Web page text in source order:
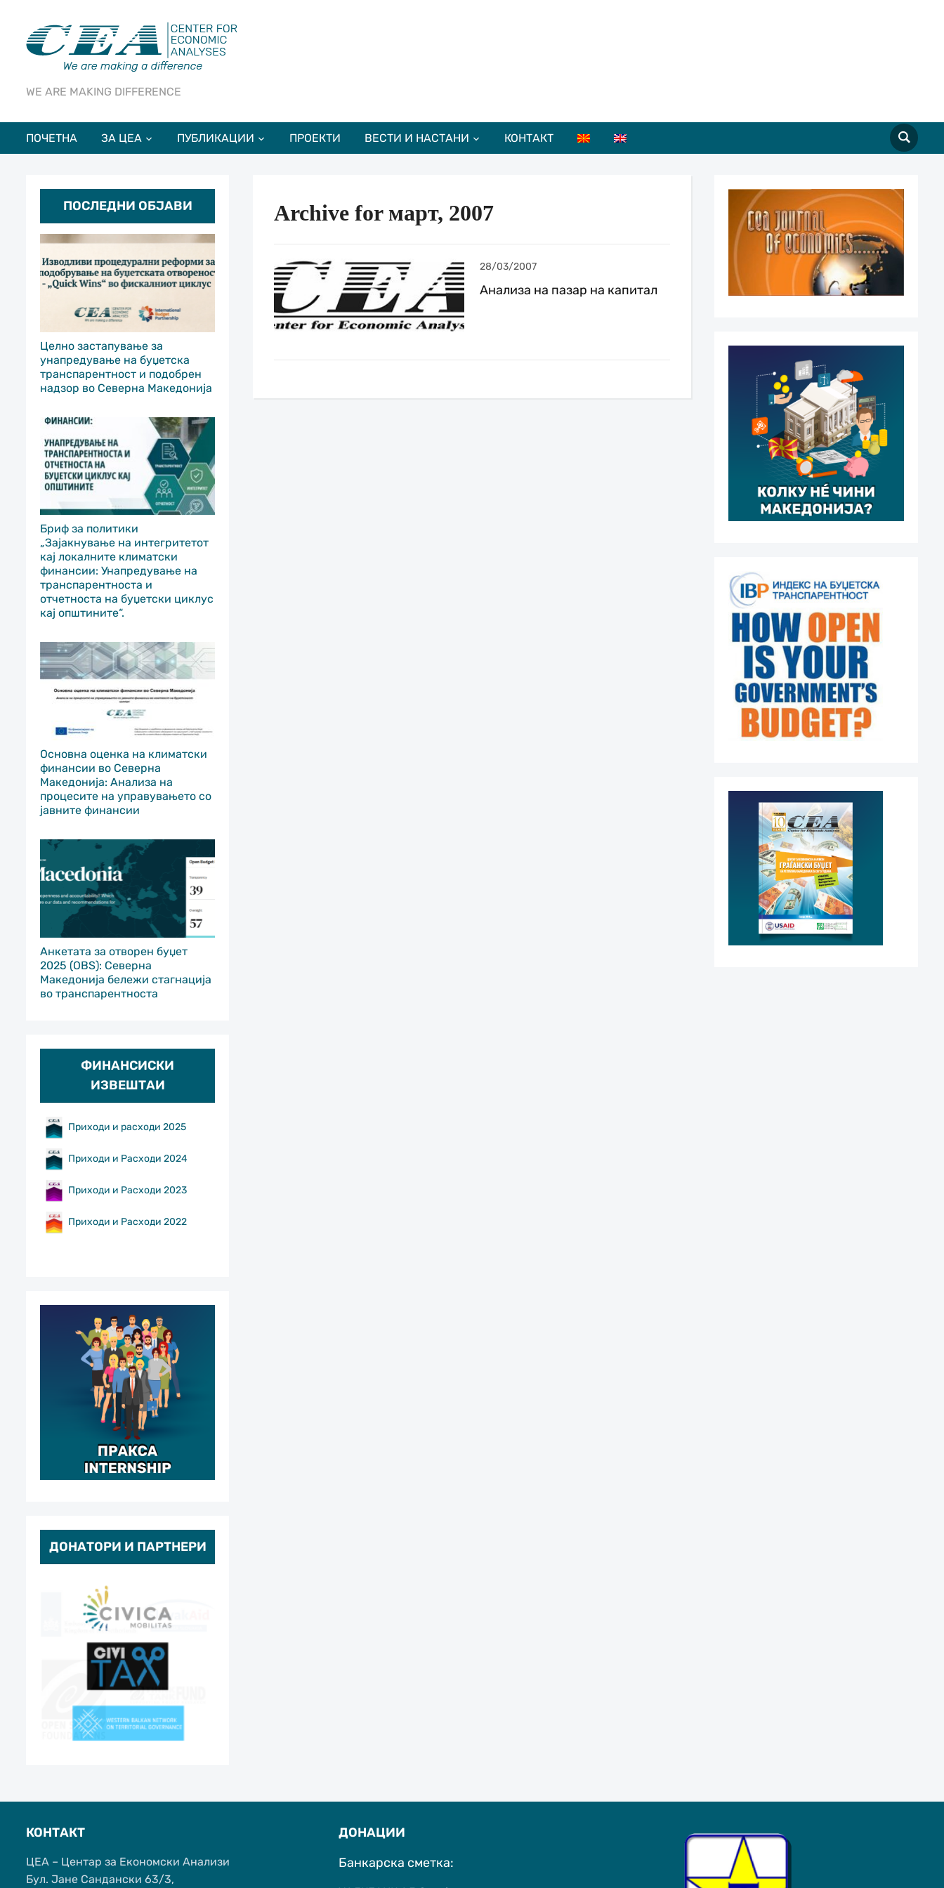
WE ARE MAKING DIFFERENCE
ПОЧЕТНА ЗА ЦЕА ПУБЛИКАЦИИ ПРОЕКТИ ВЕСТИ И НАСТАНИ КОНТАКТ
ПОСЛЕДНИ ОБЈАВИ
Целно застапување за
унапредување на буџетска
транспарентност и подобрен
надзор во Северна Македонија
Бриф за политики
„Зајакнување на интегритетот
кај локалните климатски
финансии: Унапредување на
транспарентноста и
отчетноста на буџетски циклус
кај општините“.
Основна оценка на климатски
финансии во Северна
Македонија: Анализа на
процесите на управувањето со
јавните финансии
Анкетата за отворен буџет
2025 (OBS): Северна
Македонија бележи стагнација
во транспарентноста
ФИНАНСИСКИ
ИЗВЕШТАИ
Приходи и расходи 2025
Приходи и Расходи 2024
Приходи и Расходи 2023
Приходи и Расходи 2022
ДОНАТОРИ И ПАРТНЕРИ
Archive for март, 2007
28/03/2007
Анализа на пазар на капитал
КОНТАКТ
ЦЕА – Центар за Економски Анализи
Бул. Јане Сандански 63/3,
ДОНАЦИИ
Банкарска сметка: